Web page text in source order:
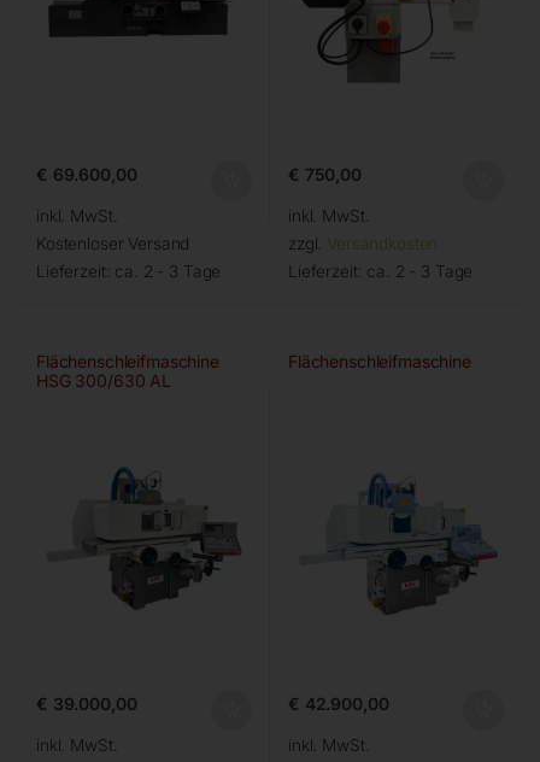
€ 69.600,00
inkl. MwSt.
Kostenloser Versand
Lieferzeit: ca. 2 - 3 Tage
€ 750,00
inkl. MwSt.
zzgl. Versandkosten
Lieferzeit: ca. 2 - 3 Tage
Flächenschleifmaschine
HSG 300/630 AL
€ 39.000,00
inkl. MwSt.
Flächenschleifmaschine
€ 42.900,00
inkl. MwSt.